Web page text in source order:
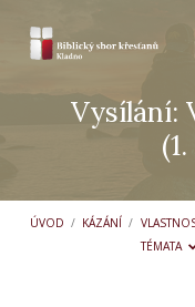
Vysílání:
ÚVOD / KÁZÁNÍ /
TÉMATA